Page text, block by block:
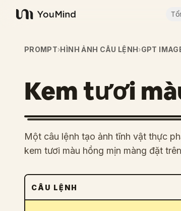
YouMind
PROMPT›HÌNH ẢNH CÂU LỆNH›GPT
Kem tươi
Một câu lệnh tạo ảnh tĩnh vật thực
kem tươi màu hồng mịn màng đặt
CÂU LỆNH